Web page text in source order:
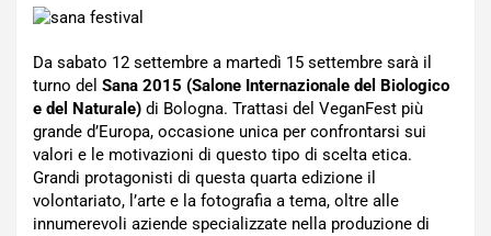
Da sabato 12 settembre a martedì 15 settembre sarà il
turno del Sana 2015 (Salone Internazionale del Biologico
e del Naturale) di Bologna. Trattasi del VeganFest più
grande d’Europa, occasione unica per confrontarsi sui
valori e le motivazioni di questo tipo di scelta etica.
Grandi protagonisti di questa quarta edizione il
volontariato, l’arte e la fotografia a tema, oltre alle
innumerevoli aziende specializzate nella produzione di